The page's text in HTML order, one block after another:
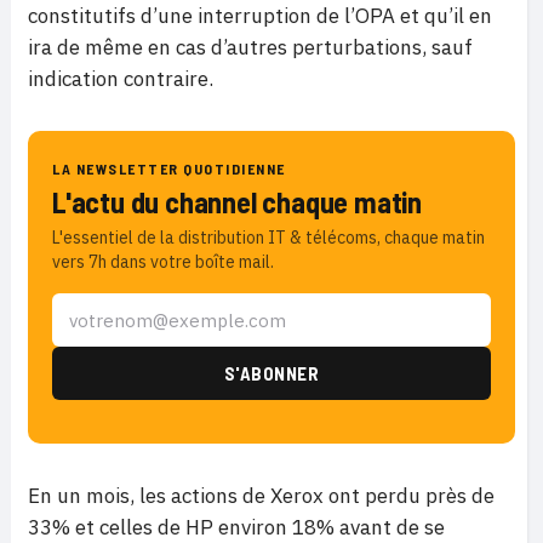
constitutifs d’une interruption de l’OPA et qu’il en
ira de même en cas d’autres perturbations, sauf
indication contraire.
LA NEWSLETTER QUOTIDIENNE
L'actu du channel chaque matin
L'essentiel de la distribution IT & télécoms, chaque matin
vers 7h dans votre boîte mail.
En un mois, les actions de Xerox ont perdu près de
33% et celles de HP environ 18% avant de se